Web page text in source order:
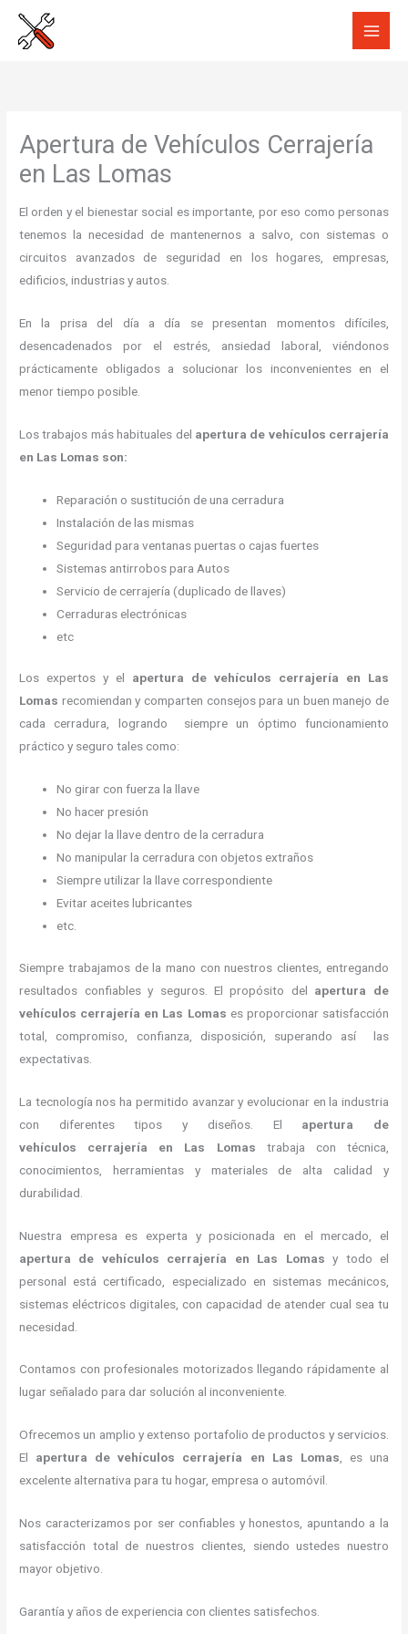
Apertura de Vehículos Cerrajería
en Las Lomas
El orden y el bienestar social es importante, por eso como personas
tenemos la necesidad de mantenernos a salvo, con sistemas o
circuitos avanzados de seguridad en los hogares, empresas,
edificios, industrias y autos.
En la prisa del día a día se presentan momentos difíciles,
desencadenados por el estrés, ansiedad laboral, viéndonos
prácticamente obligados a solucionar los inconvenientes en el
menor tiempo posible.
Los trabajos más habituales del apertura de vehículos cerrajería
en Las Lomas son:
Reparación o sustitución de una cerradura
Instalación de las mismas
Seguridad para ventanas puertas o cajas fuertes
Sistemas antirrobos para Autos
Servicio de cerrajería (duplicado de llaves)
Cerraduras electrónicas
etc
Los expertos y el apertura de vehículos cerrajería
en Las
Lomas recomiendan y comparten consejos para un buen manejo de
cada cerradura, logrando siempre un óptimo funcionamiento
práctico y seguro tales como:
No girar con fuerza la llave
No hacer presión
No dejar la llave dentro de la cerradura
No manipular la cerradura con objetos extraños
Siempre utilizar la llave correspondiente
Evitar aceites lubricantes
etc.
Siempre trabajamos de la mano con nuestros clientes, entregando
resultados confiables y seguros. El propósito del apertura de
vehículos cerrajería en Las Lomas es proporcionar satisfacción
total, compromiso, confianza, disposición, superando así las
expectativas.
La tecnología nos ha permitido avanzar y evolucionar en la industria
con diferentes tipos y diseños. El apertura de
vehículos cerrajería en Las Lomas trabaja con técnica,
conocimientos, herramientas y materiales de alta calidad y
durabilidad.
Nuestra empresa es experta y posicionada en el mercado, el
apertura de vehículos cerrajería en Las Lomas y todo el
personal está certificado, especializado en sistemas mecánicos,
sistemas eléctricos digitales, con capacidad de atender cual sea tu
necesidad.
Contamos con profesionales motorizados llegando rápidamente al
lugar señalado para dar solución al inconveniente.
Ofrecemos un amplio y extenso portafolio de productos y servicios.
El apertura de vehículos cerrajería en Las Lomas, es una
excelente alternativa para tu hogar, empresa o automóvil.
Nos caracterizamos por ser confiables y honestos, apuntando a la
satisfacción total de nuestros clientes, siendo ustedes nuestro
mayor objetivo.
Garantía y años de experiencia con clientes satisfechos.